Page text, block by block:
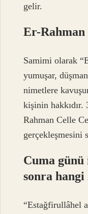
gelir.
Er-
Samimi olarak
yumuşar,
nimetlere
kişinin hakkıdır.
Rahman Celle
gerçekleşmesini
Cuma günü
sonra
“Estağfirullâhel